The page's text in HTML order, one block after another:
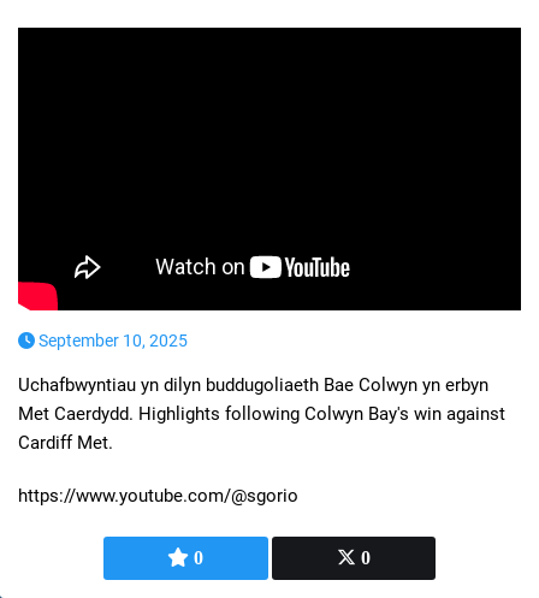
0 0
September 10, 2025
Uchafbwyntiau yn dilyn buddugoliaeth Bae Colwyn yn erbyn
Met Caerdydd. Highlights following Colwyn Bay's win against
Cardiff Met.
https://www.youtube.com/@sgorio